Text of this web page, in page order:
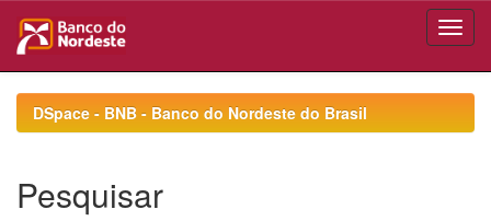
navigationDSpace - BNB - Banco do Nordeste do Brasil
Pesquisar